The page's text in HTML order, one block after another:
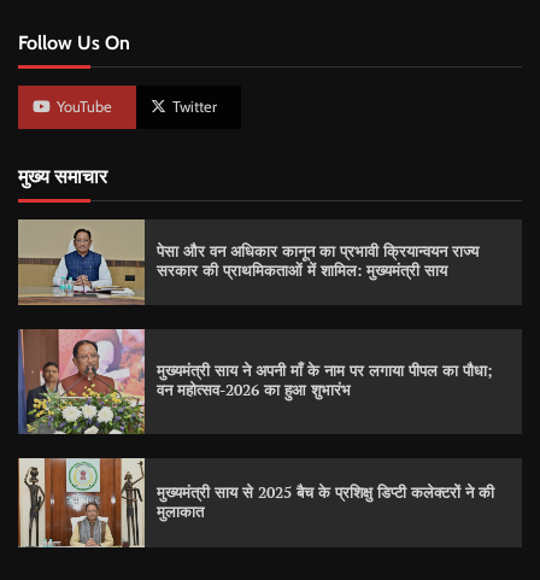
Follow Us On
YouTube Twitter
मुख्य समाचार
पेसा और वन अधिकार कानून का प्रभावी क्रियान्वयन राज्य
सरकार की प्राथमिकताओं में शामिल: मुख्यमंत्री साय
मुख्यमंत्री साय ने अपनी माँ के नाम पर लगाया पीपल का पौधा;
वन महोत्सव-2026 का हुआ शुभारंभ
मुख्यमंत्री साय से 2025 बैच के प्रशिक्षु डिप्टी कलेक्टरों ने की
मुलाकात